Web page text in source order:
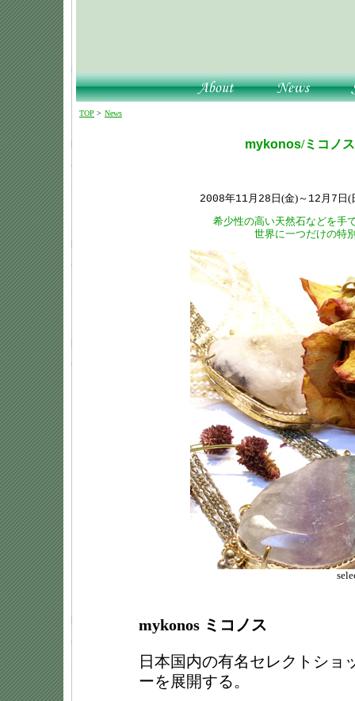
TOP > News
mykonos/ミコノ
2008年11月 28 日(金)～ 12 月 7 日
希少性の高い天然石などを手
世界に一つだけの特
mykonos ミコノス
日本国内の有名セレクトショ
ーを展開する。